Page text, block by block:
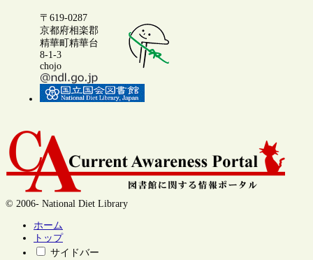
〒619-0287
京都府相楽郡
精華町精華台
8-1-3
chojo
© 2006- National Diet Library
ホーム
トップ
サイドバー